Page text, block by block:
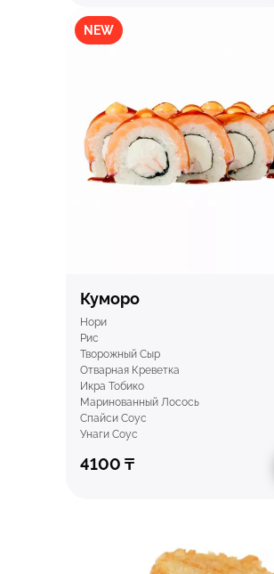
Быстрый просмотр
NEW
Куморо
Нори
Рис
Творожный Сыр
Отварная Креветка
Икра Тобико
Маринованный Лосось
Спайси Соус
Унаги Соус
4100 ₸